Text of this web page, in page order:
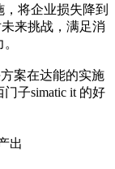
将企业损失降到
来挑战，满足消
案在达能的实施
子simatic it 的好
出